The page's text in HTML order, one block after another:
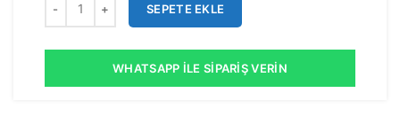
SEPETE EKLE
WHATSAPP İLE SIPARIŞ VERIN